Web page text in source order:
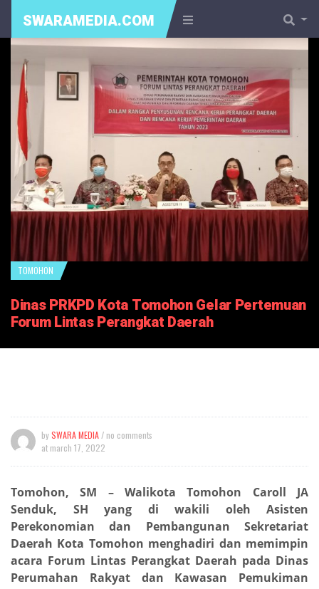
SWARAMEDIA.COM
TOMOHON
Dinas PRKPD Kota Tomohon Gelar Pertemuan
Forum Lintas Perangkat Daerah
bySWARA MEDIA / no comments
at march 17, 2022
Tomohon, SM – Walikota Tomohon Caroll JA
Senduk, SH yang di wakili oleh Asisten
Perekonomian dan Pembangunan Sekretariat
Daerah Kota Tomohon menghadiri dan memimpin
acara Forum Lintas Perangkat Daerah pada Dinas
Perumahan Rakyat dan Kawasan Pemukiman